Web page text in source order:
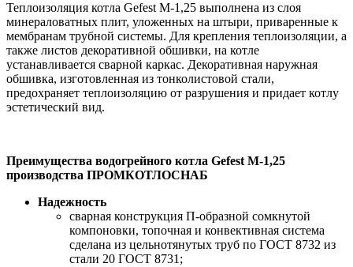
Теплоизоляция котла Gefest M-1,25 выполнена из слоя
минераловатных плит, уложенных на штыри, приваренные к
мембранам трубной системы. Для крепления теплоизоляции, а
также листов декоративной обшивки, на котле
устанавливается сварной каркас. Декоративная наружная
обшивка, изготовленная из тонколистовой стали,
предохраняет теплоизоляцию от разрушения и придает котлу
эстетический вид.
Преимущества водогрейного котла Gefest M-1,25
производства ПРОМКОТЛОСНАБ
Надежность
сварная конструкция П-образной сомкнутой
компоновки, топочная и конвективная система
сделана из цельнотянутых труб по ГОСТ 8732 из
стали 20 ГОСТ 8731;